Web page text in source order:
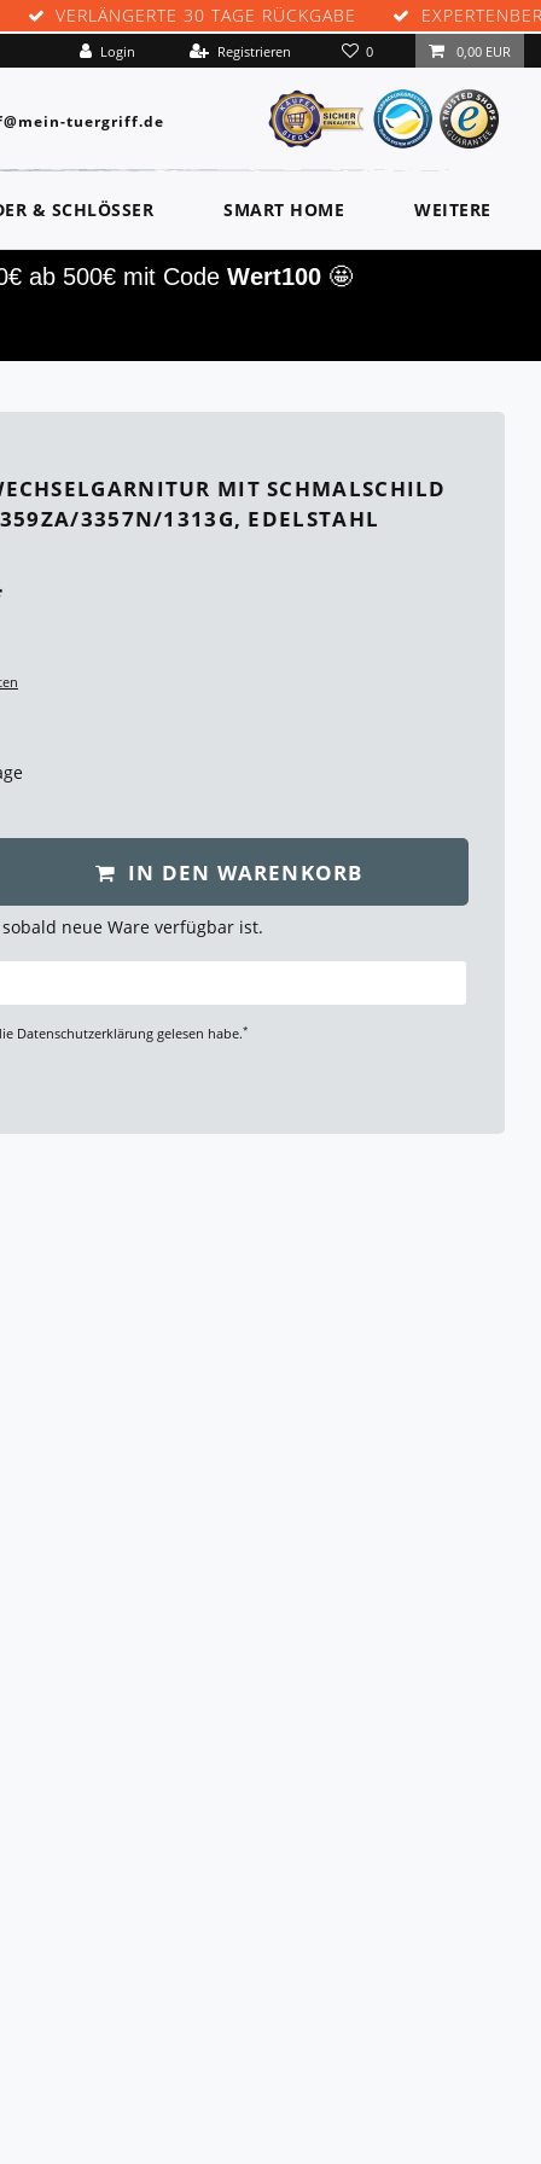
VERLÄNGERTE 30 TAGE RÜCKGABE
Login Registrieren 0 0,00 EUR
tuergriff.de
& SCHLÖSSER SMART HOME WEITERE
ab 500€ mit Code Wert100🤩
MIT SCHMALSCHILD
3357N/1313G, EDELSTAHL
IN DEN WARENKORB
neue Ware verfügbar ist.
Daten­schutz­erklärunggelesen habe.*